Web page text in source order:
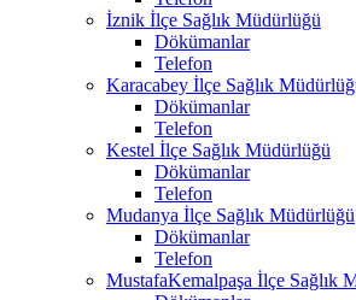
İznik İlçe Sağlık Müdürlüğü
Dökümanlar
Telefon
Karacabey İlçe Sağlık
Dökümanlar
Telefon
Kestel İlçe Sağlık Müdürlüğü
Dökümanlar
Telefon
Mudanya İlçe Sağlık Müdürlüğü
Dökümanlar
Telefon
MustafaKemalpaşa İlçe Sağlık